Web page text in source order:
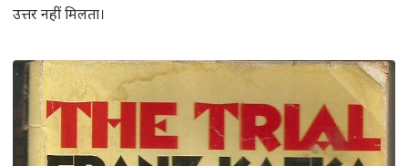
उत्तर नहीं मिलता।